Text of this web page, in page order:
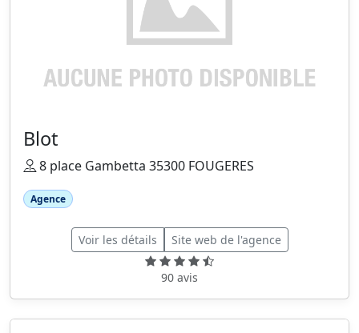
Blot
8 place Gambetta 35300 FOUGERES
Agence
Voir les détails Site web de l'agence
90 avis